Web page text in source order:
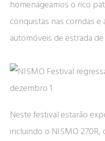
homenageamos o rico
conquistas nas corridas e
automóveis de estrada
Neste festival estarão
incluindo o NISMO 270R,